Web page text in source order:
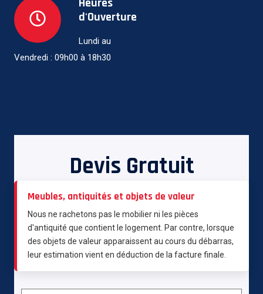
d'Ouverture
Lundi au
Vendredi : 09h00 à 18h30
Devis Gratuit
Meubles, antiquités et objets de valeur
Nous ne rachetons pas le mobilier ni les pièces
d'antiquité que contient le logement. Par contre, lorsque
des objets de valeur apparaissent au cours du débarras,
leur estimation vient en déduction de la facture finale.